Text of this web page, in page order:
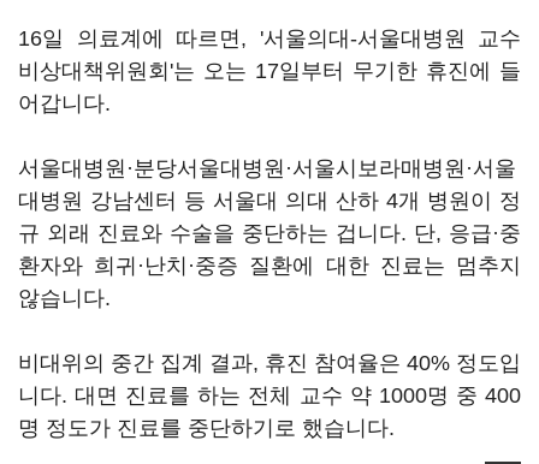
16일 의료계에 따르면, '서울의대-서울대병원 교수
비상대책위원회'는 오는 17일부터 무기한 휴진에 들
어갑니다.
서울대병원·분당서울대병원·서울시보라매병원·서울
대병원 강남센터 등 서울대 의대 산하 4개 병원이 정
규 외래 진료와 수술을 중단하는 겁니다. 단, 응급·중
환자와 희귀·난치·중증 질환에 대한 진료는 멈추지
않습니다.
비대위의 중간 집계 결과, 휴진 참여율은 40% 정도입
니다. 대면 진료를 하는 전체 교수 약 1000명 중 400
명 정도가 진료를 중단하기로 했습니다.